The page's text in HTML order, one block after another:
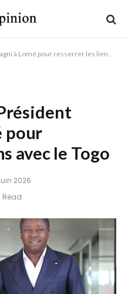
pour resserrer les liens avec le Togo
pour
avec le Togo
2026
Read